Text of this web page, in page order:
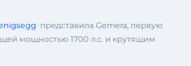
представила Gemera, первую
мощностью 1700 л.с. и крутящим